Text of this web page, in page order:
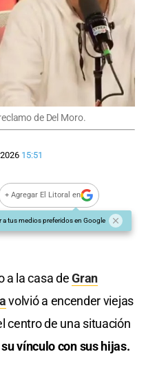
de Del Moro.
15:51
+ Agregar El Litoral en
a tus medios preferidos en Google
a la casa deGran
volvió a encender viejas
centro de una situación
su vínculo con sus hijas.